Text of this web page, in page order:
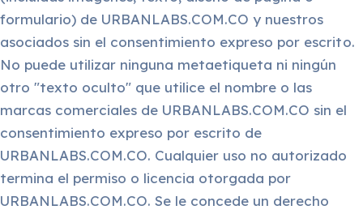
formulario) de URBANLABS.COM.CO y nuestros
asociados sin el consentimiento expreso por escrito.
No puede utilizar ninguna metaetiqueta ni ningún
otro "texto oculto" que utilice el nombre o las
marcas comerciales de URBANLABS.COM.CO sin el
consentimiento expreso por escrito de
URBANLABS.COM.CO. Cualquier uso no autorizado
termina el permiso o licencia otorgada por
URBANLABS.COM.CO. Se le concede un derecho